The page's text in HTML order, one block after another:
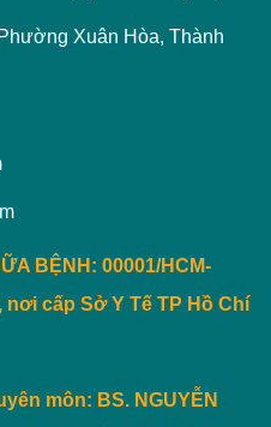
Xuân Hòa, Thành
BỆNH: 00001/HCM-
nơi cấp Sở Y Tế TP Hồ Chí
môn: BS. NGUYỄN